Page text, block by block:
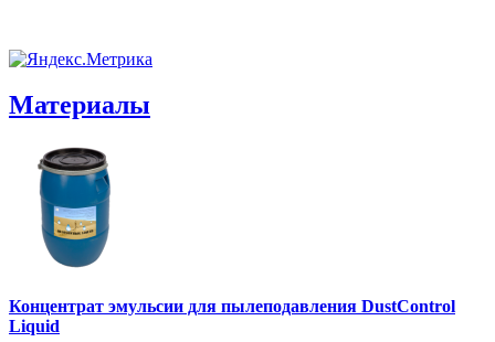
Материалы
Концентрат эмульсии для пылеподавления DustControl
Liquid